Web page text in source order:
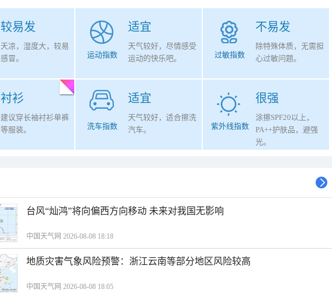
较易发
天凉，湿度大，较易
感冒。
适宜
运动指数
天气较好，尽情感受
运动的快乐吧。
不易发
过敏指数
除特殊体质，无需担
心过敏问题。
衬衫
建议穿长袖衬衫单裤
等服装。
适宜
洗车指数
天气较好，适合擦洗
汽车。
很强
紫外线指数
涂擦SPF20以上，
PA++护肤品，避强
光。
台风“灿鸿”将向偏西方向移动 未来对我国无影响
中国天气网 2026-08-08 18:18
地质灾害气象风险预警：浙江云南等部分地区风险较高
中国天气网 2026-08-08 18:05